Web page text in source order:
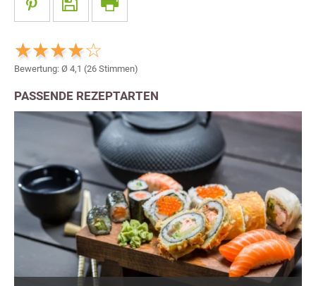
Bewertung: Ø 4,1 (26 Stimmen)
PASSENDE REZEPTARTEN